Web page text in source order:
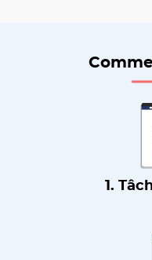
1.